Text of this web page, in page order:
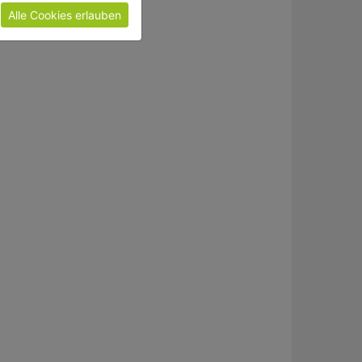
Alle Cookies erlauben